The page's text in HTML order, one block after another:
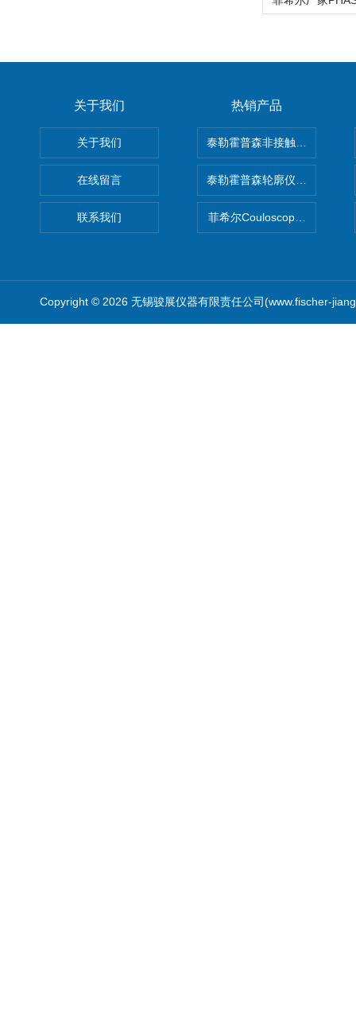
关于我们
关于我们
在线留言
联系我们
热销产品
泰勒霍普森非接触式轮廓仪
泰勒霍普森轮廓仪|TAYLOR
菲希尔Couloscope CMS2电
Copyright © 2026 无锡骏展仪器有限责任公司(www.fischer-